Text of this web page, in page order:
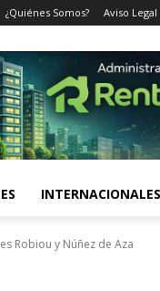
¿Quiénes Somos? Aviso Legal
INTERNACIONALES
Robiou y Núñez de Aza